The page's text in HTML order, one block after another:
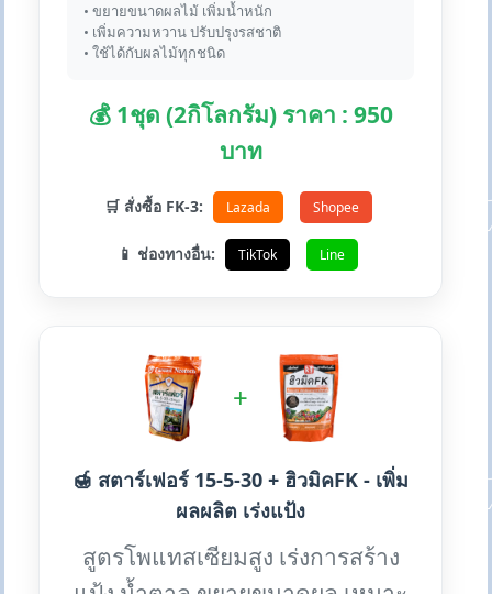
• ขยายขนาดผลไม้ เพิ่มน้ำหนัก
• เพิ่มความหวาน ปรับปรุงรสชาติ
• ใช้ได้กับผลไม้ทุกชนิด
💰 1ชุด (2กิโลกรัม) ราคา : 950
บาท
🛒 สั่งซื้อ FK-3: Lazada Shopee
📱 ช่องทางอื่น: TikTok Line
+
🍯 สตาร์เฟอร์ 15-5-30 + ฮิวมิคFK - เพิ่ม
ผลผลิต เร่งแป้ง
สูตรโพแทสเซียมสูง เร่งการสร้าง